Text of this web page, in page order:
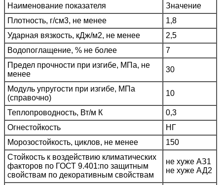
Наименование показателя
Значение
Плотность, г/см3, не менее
1,8
Ударная вязкость, кДж/м2, не менее
2,5
Водопоглащение, % не более
7
Предел прочности при изгибе, МПа, не
менее
30
Модуль упругости при изгибе, МПа
(справочно)
10
Теплопроводность, Вт/м К
0,3
Огнестойкость
НГ
Морозостойкость, циклов, не менее
150
Стойкость к воздействию климатических
факторов по ГОСТ 9.401:по защитным
свойствам по декоративным свойствам
не хуже АЗ1
не хуже АД2